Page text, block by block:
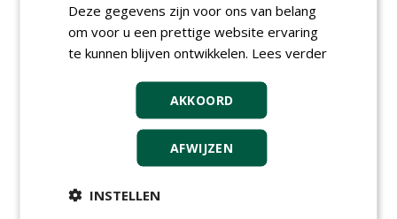
Hoofdgreenkeeper (m/v)
Deze gegevens zijn voor ons van belang
om voor u een prettige website ervaring
te kunnen blijven ontwikkelen. Lees verder
AKKOORD
AFWIJZEN
INSTELLEN